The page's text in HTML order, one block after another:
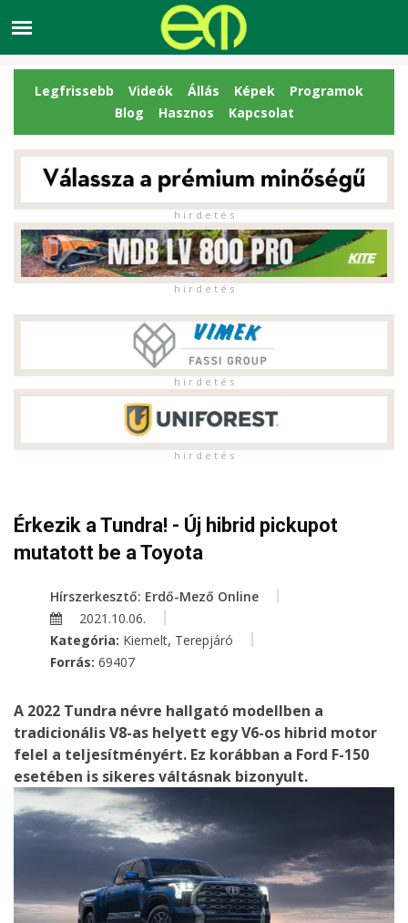
Legfrissebb Videók Állás Képek
Programok
Blog
Hasznos Kapcsolat
h i r d e t é s
h i r d e t é s
h i r d e t é s
h i r d e t é s
Érkezik a Tundra! - Új hibrid pickupot
mutatott be a Toyota
Hírszerkesztő: Erdő-Mező Online
2021.10.06.
Kategória: Kiemelt, Terepjáró
Forrás: 69407
A 2022 Tundra névre hallgató modellben a
tradicionális V8-as helyett egy V6-os hibrid motor
felel a teljesítményért. Ez korábban a Ford F-150
esetében is sikeres váltásnak bizonyult.